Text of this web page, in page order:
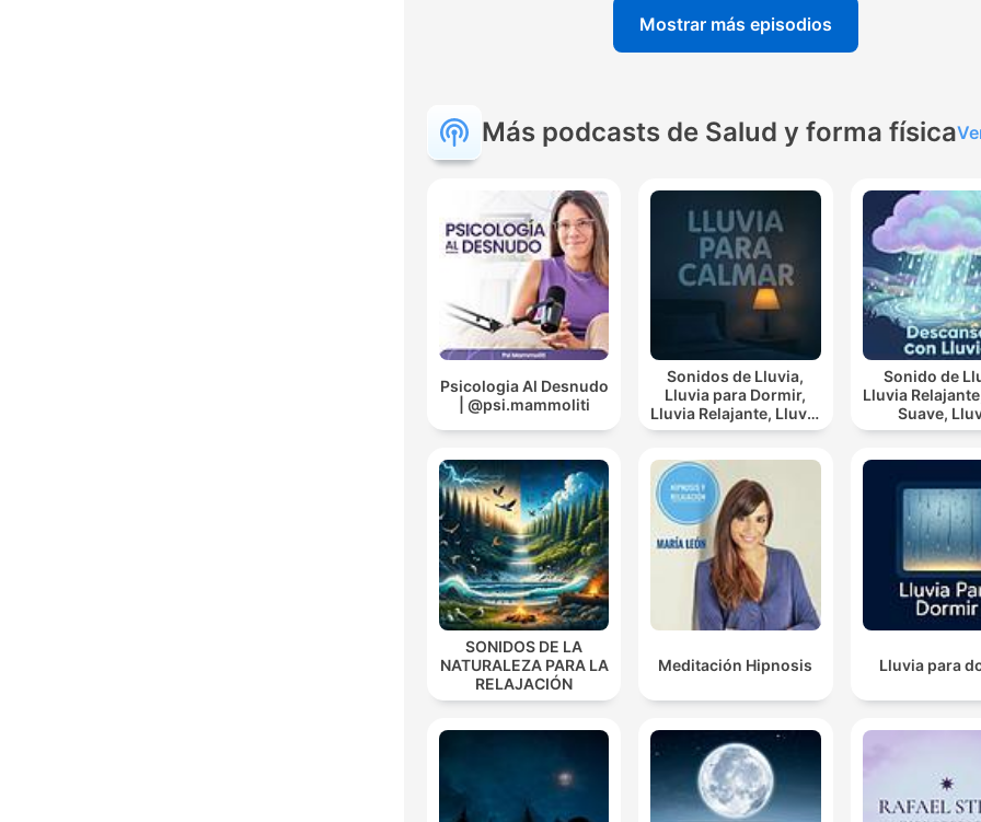
Mostrar más episodios
Más podcasts de Salud y forma física
Psicologia Al Desnudo
| @psi.mammoliti
Sonidos de Lluvia,
Lluvia para Dormir,
Lluvia Relajante, Lluvia
Suave, Lluvia Para
Sonido de
Lluvia Relajante,
Suave, Lluvia
Nocturna,
SONIDOS DE LA
NATURALEZA PARA LA
RELAJACIÓN
Meditación Hipnosis Lluvia para